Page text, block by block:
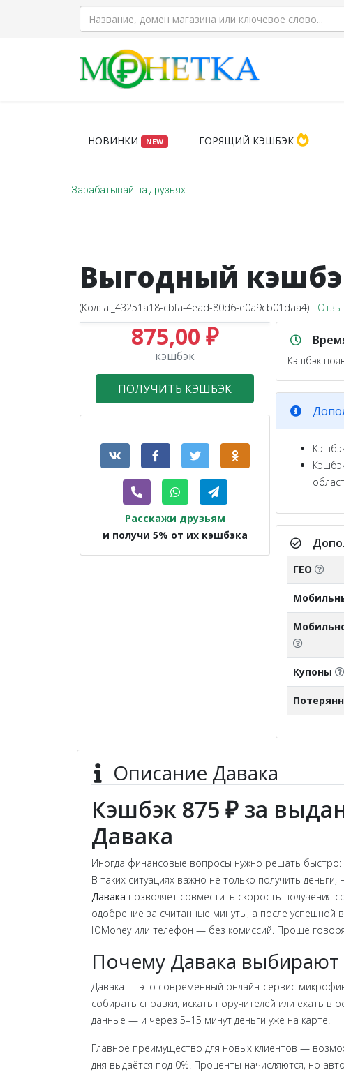
НОВИНКИ NEW ГОРЯЩИЙ КЭШБЭК
Зарабатывай на друзьях
Выгодный
(Код: al_43251a18-cbfa-4ead-80d6-e0a9cb01daa4)
875,00 ₽
кэшбэк
ПОЛУЧИТЬ КЭШБЭК
Расскажи друзьям
и получи 5% от их кэшбэка
Кэшбэк
ГЕО
Купоны
Описание Давака
Кэшбэк 875 ₽ за
Давака
Иногда финансовые вопросы нужно решать быстро:
В таких ситуациях важно не только получить
Давака позволяет совместить скорость получения
одобрение за считанные минуты, а после успешной
ЮMoney или телефон — без комиссий. Проще
Почему Давака
Давака — это современный онлайн-сервис
собирать справки, искать поручителей или ехать в
данные — и через 5–15 минут деньги уже на карте.
Главное преимущество для новых клиентов —
дня выдаётся под 0%. Проценты начисляются, но